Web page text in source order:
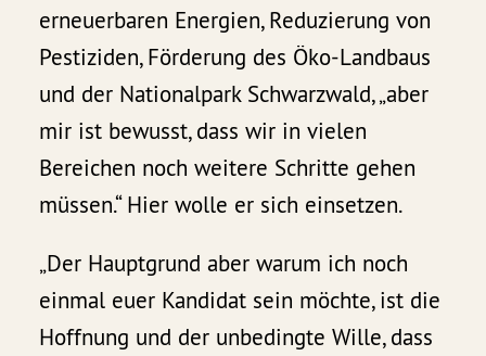
erneuerbaren Energien, Reduzierung von
Pestiziden, Förderung des Öko-Landbaus
und der Nationalpark Schwarzwald, „aber
mir ist bewusst, dass wir in vielen
Bereichen noch weitere Schritte gehen
müssen.“ Hier wolle er sich einsetzen.
„Der Hauptgrund aber warum ich noch
einmal euer Kandidat sein möchte, ist die
Hoffnung und der unbedingte Wille, dass